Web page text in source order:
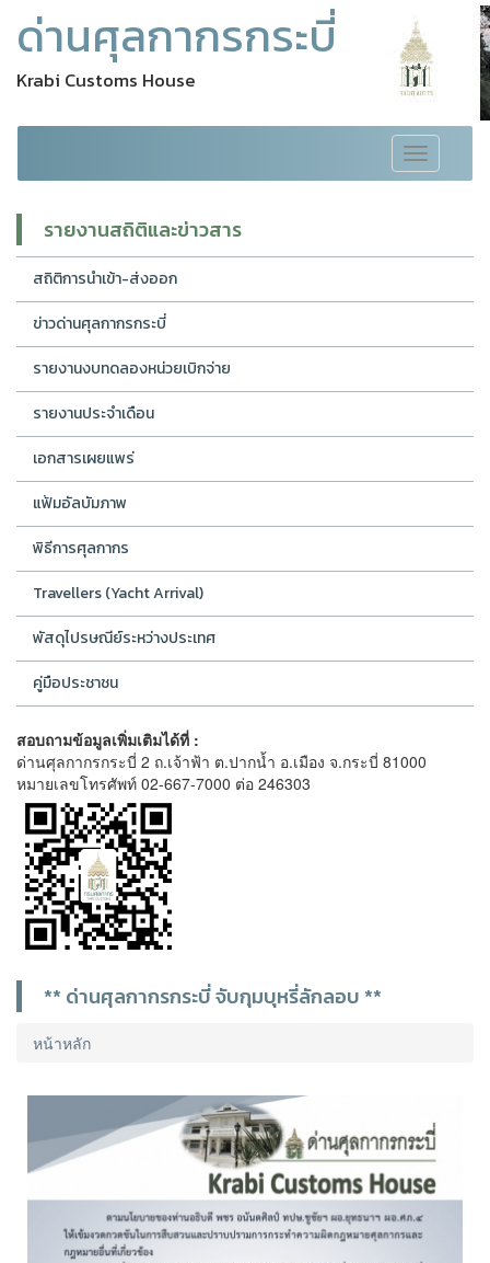
ด่านศุลกากรกระบี่
Krabi Customs House
Toggle
navigation
รายงานสถิติและข่าวสาร
สถิติการนำเข้า-ส่งออก
ข่าวด่านศุลกากรกระบี่
รายงานงบทดลองหน่วยเบิกจ่าย
รายงานประจำเดือน
เอกสารเผยแพร่
แฟ้มอัลบัมภาพ
พิธีการศุลกากร
Travellers (Yacht Arrival)
พัสดุไปรษณีย์ระหว่างประเทศ
คู่มือประชาชน
สอบถามข้อมูลเพิ่มเติมได้ที่ :
ด่านศุลกากรกระบี่ 2 ถ.เจ้าฟ้า ต.ปากน้ำ อ.เมือง จ.กระบี่ 81000
หมายเลขโทรศัพท์ 02-667-7000 ต่อ 246303
** ด่านศุลกากรกระบี่ จับกุมบุหรี่ลักลอบ **
หน้าหลัก